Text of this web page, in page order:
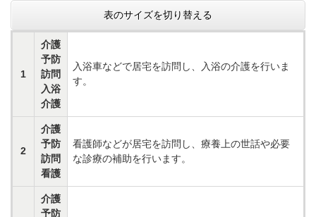
表のサイズを切り替える
1
介護
予防
訪問
入浴
介護
入浴車などで居宅を訪問し、入浴の介護を行いま
す。
2
介護
予防
訪問
看護
看護師などが居宅を訪問し、療養上の世話や必要
な診療の補助を行います。
介護
予防